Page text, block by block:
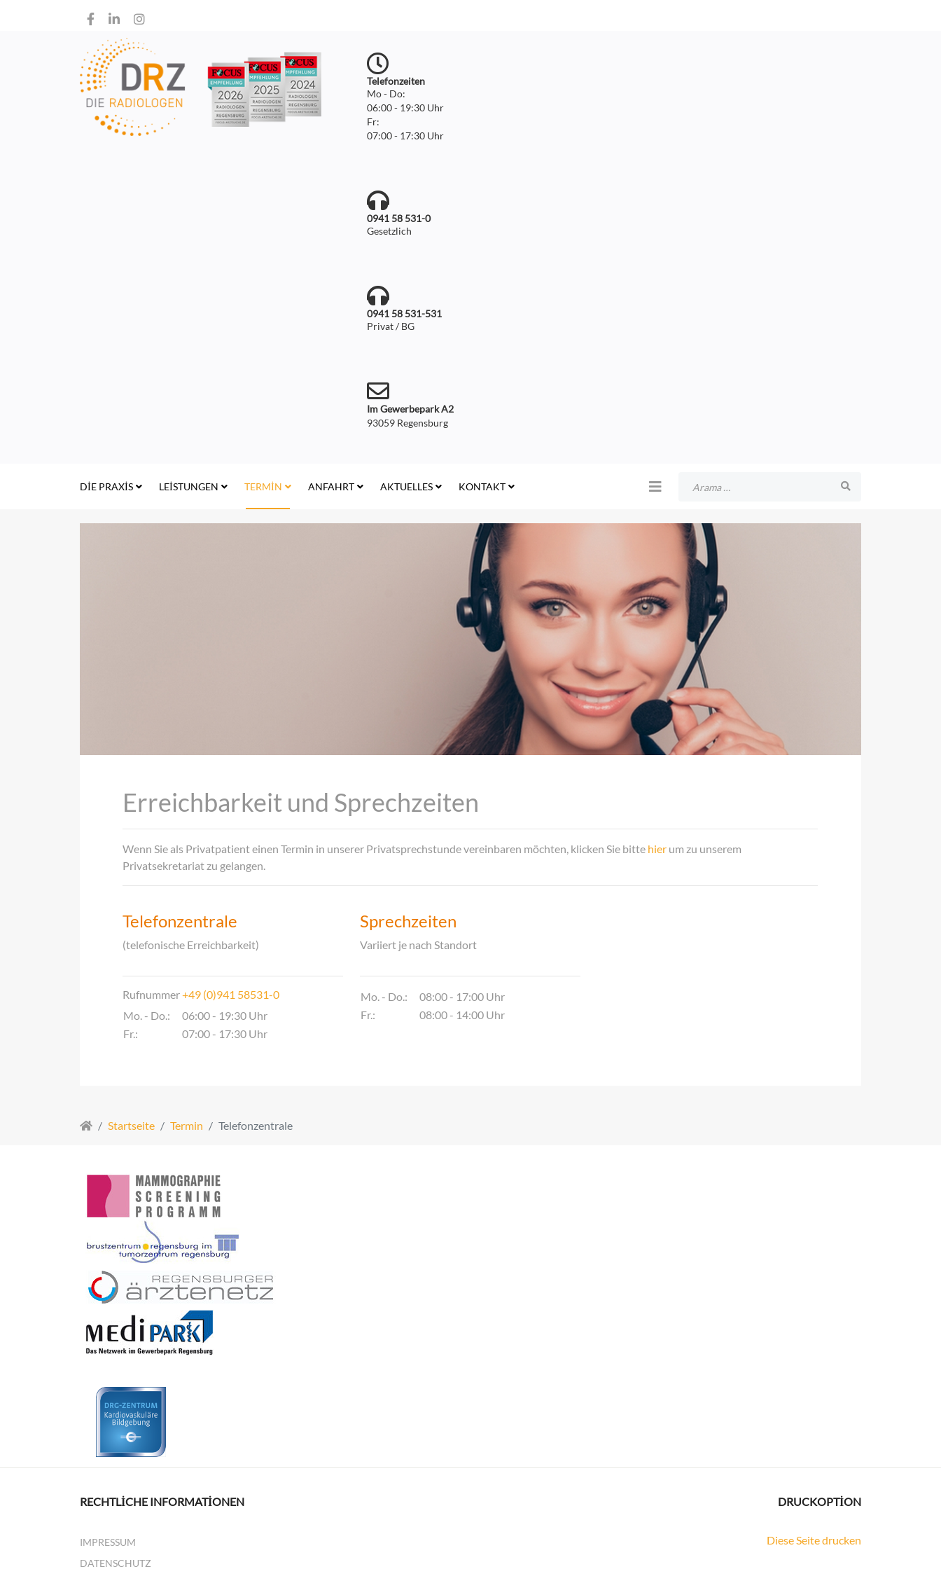
Telefonzeiten
Mo - Do:
06:00 - 19:30 Uhr
Fr:
07:00 - 17:30 Uhr
0941 58 531-0
Gesetzlich
0941 58 531-531
Privat / BG
Im Gewerbepark A2
93059 Regensburg
DIE PRAXIS LEISTUNGEN TERMIN ANFAHRT AKTUELLES KONTAKT
Erreichbarkeit und Sprechzeiten
Wenn Sie als Privatpatient einen Termin in unserer Privatsprechstunde vereinbaren möchten, klicken Sie bitte hier um zu unserem
Privatsekretariat zu gelangen.
Telefonzentrale
(telefonische Erreichbarkeit)
Rufnummer+49 (0)941 58531-0
Mo. - Do.:
06:00 - 19:30 Uhr
Fr.:
07:00 - 17:30 Uhr
Sprechzeiten
Variiert je nach Standort
Mo. - Do.:
08:00 - 17:00 Uhr
Fr.:
08:00 - 14:00 Uhr
Startseite Termin Telefonzentrale
RECHTLICHE INFORMATIONEN
IMPRESSUM
DATENSCHUTZ
DRUCKOPTION
Diese Seite drucken